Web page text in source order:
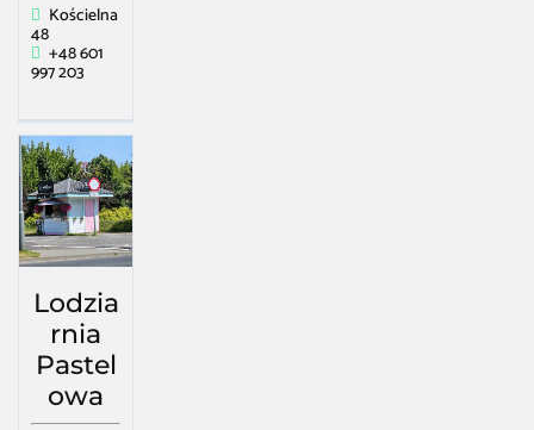
Kościelna
48
+48 601
997 203
Lodzia
rnia
Pastel
owa